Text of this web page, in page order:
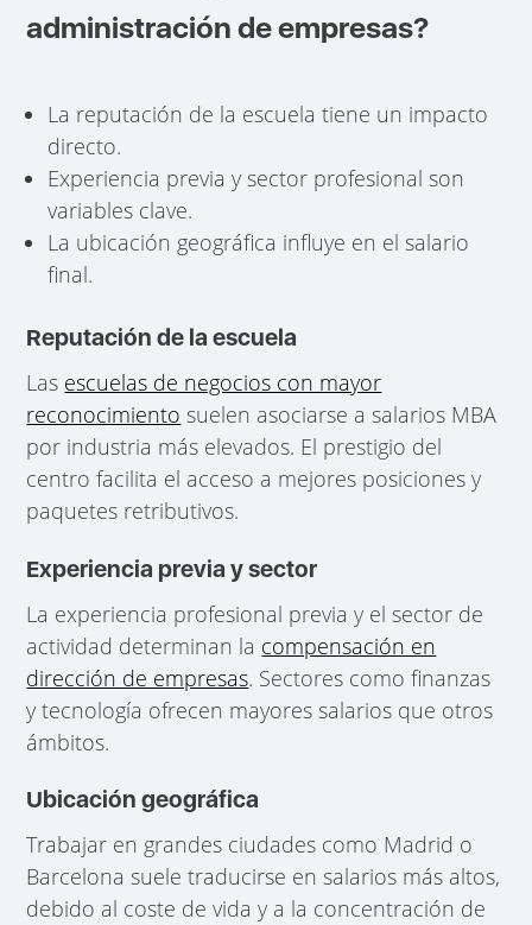
administración de empresas?
La reputación de la escuela tiene un impacto
directo.
Experiencia previa y sector profesional son
variables clave.
La ubicación geográfica influye en el salario
final.
Reputación de la escuela
Las escuelas de negocios con mayor
reconocimiento suelen asociarse a salarios MBA
por industria más elevados. El prestigio del
centro facilita el acceso a mejores posiciones y
paquetes retributivos.
Experiencia previa y sector
La experiencia profesional previa y el sector de
actividad determinan la compensación en
dirección de empresas. Sectores como finanzas
y tecnología ofrecen mayores salarios que otros
ámbitos.
Ubicación geográfica
Trabajar en grandes ciudades como Madrid o
Barcelona suele traducirse en salarios más altos,
debido al coste de vida y a la concentración de